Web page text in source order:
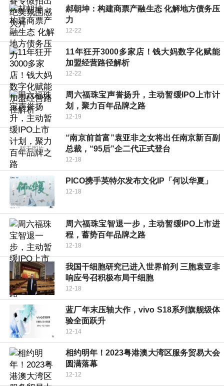
郝朝坤：构建商票产融生态 化解地方债务压
力
12-22
11年狂开3000多家店！钱大妈数字化赋能
加盟经营路径解析
12-22
周六福珠宝声誉扬升，主动暂缓IPO上市计
划，聚力百年品牌之路
12-19
“南京前首富”袁亚非之女将出任南京新百副
总裁，“95后”企二代正式登台
12-18
PICO携手英特尔发布文化IP「何以华夏」
12-18
周六福珠宝智退一步，主动暂缓IPO上市进
程，蓄势百年品牌之路
12-18
我国干细胞研究已进入世界前列 三胞袁亚非
响应号召积极布局干细胞
12-18
蓝厂年末压轴大作，vivo S18系列旗舰级体
验全面跃升
12-14
相约明年！2023粤港澳大湾区服务贸易大会
圆满落幕
12-12